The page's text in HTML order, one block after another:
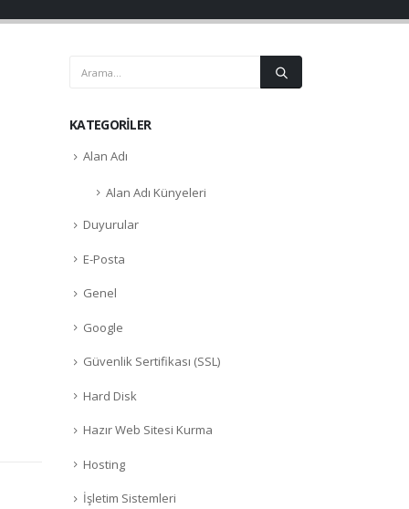
KATEGORILER
Alan Adı
Alan Adı Künyeleri
Duyurular
E-Posta
Genel
Google
Güvenlik Sertifikası (SSL)
Hard Disk
Hazır Web Sitesi Kurma
Hosting
İşletim Sistemleri